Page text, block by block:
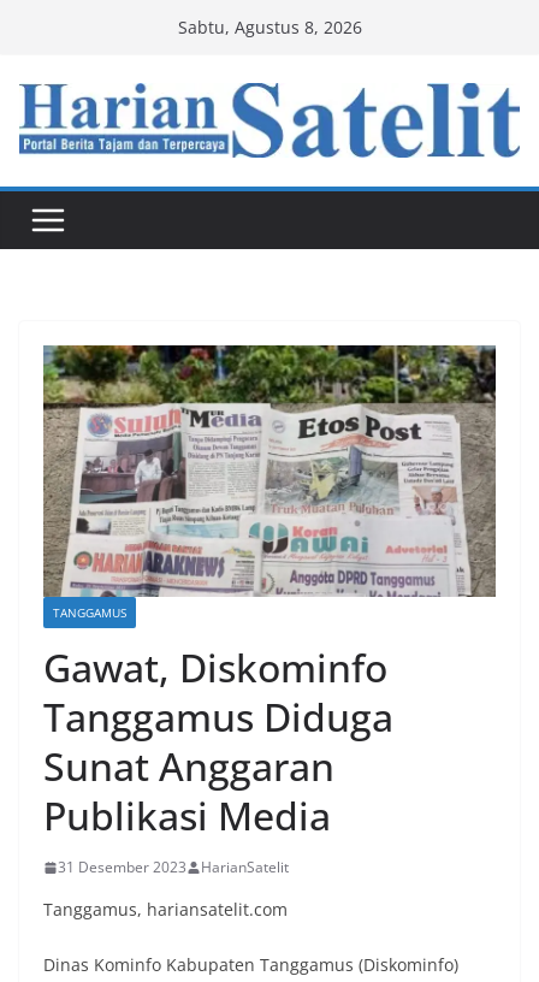
content
Sabtu, Agustus 8, 2026
TANGGAMUS
Gawat, Diskominfo
Tanggamus Diduga
Sunat Anggaran
Publikasi Media
31 Desember 2023 HarianSatelit
Tanggamus, hariansatelit.com
Dinas Kominfo Kabupaten Tanggamus (Diskominfo)